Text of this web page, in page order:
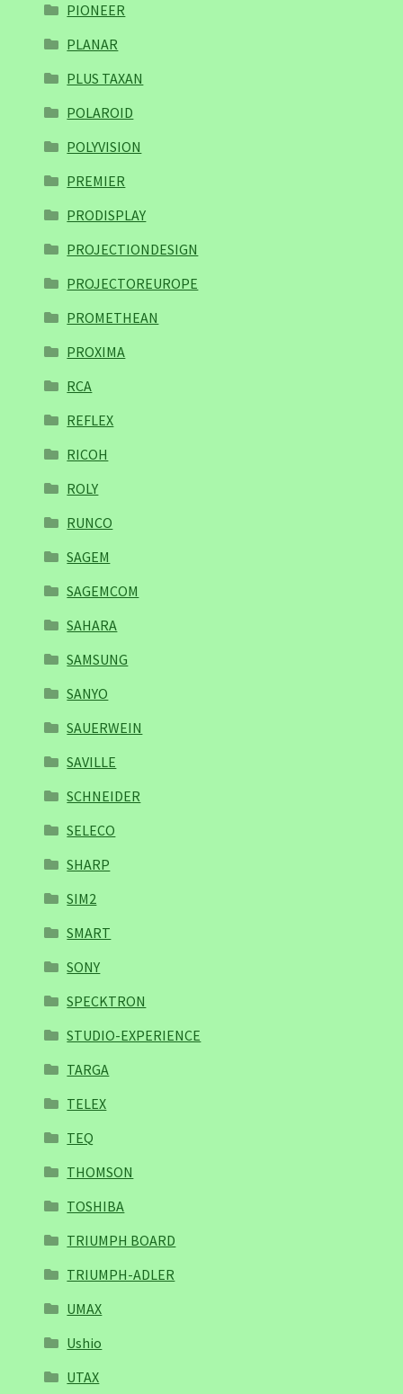
PIONEER
PLANAR
PLUS TAXAN
POLAROID
POLYVISION
PREMIER
PRODISPLAY
PROJECTIONDESIGN
PROJECTOREUROPE
PROMETHEAN
PROXIMA
RCA
REFLEX
RICOH
ROLY
RUNCO
SAGEM
SAGEMCOM
SAHARA
SAMSUNG
SANYO
SAUERWEIN
SAVILLE
SCHNEIDER
SELECO
SHARP
SIM2
SMART
SONY
SPECKTRON
STUDIO-EXPERIENCE
TARGA
TELEX
TEQ
THOMSON
TOSHIBA
TRIUMPH BOARD
TRIUMPH-ADLER
UMAX
Ushio
UTAX